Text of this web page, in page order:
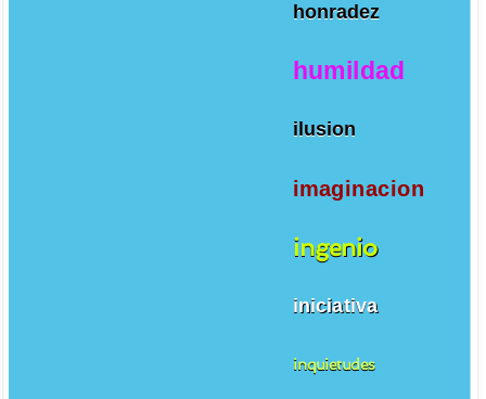
honradez
humildad
ilusion
imaginacion
ingenio
iniciativa
inquietudes